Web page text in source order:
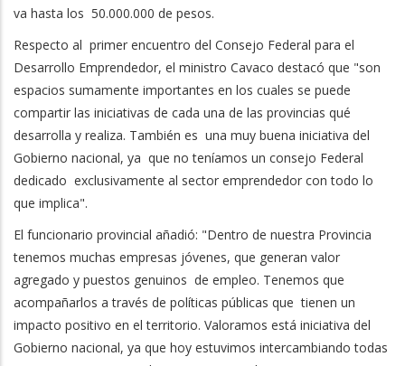
va hasta los 50.000.000 de pesos.
Respecto al primer encuentro del Consejo Federal para el
Desarrollo Emprendedor, el ministro Cavaco destacó que "son
espacios sumamente importantes en los cuales se puede
compartir las iniciativas de cada una de las provincias qué
desarrolla y realiza. También es una muy buena iniciativa del
Gobierno nacional, ya que no teníamos un consejo Federal
dedicado exclusivamente al sector emprendedor con todo lo
que implica".
El funcionario provincial añadió: "Dentro de nuestra Provincia
tenemos muchas empresas jóvenes, que generan valor
agregado y puestos genuinos de empleo. Tenemos que
acompañarlos a través de políticas públicas que tienen un
impacto positivo en el territorio. Valoramos está iniciativa del
Gobierno nacional, ya que hoy estuvimos intercambiando todas